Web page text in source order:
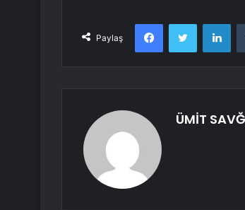
Paylaş
FacebookTwitter
ÜMİT